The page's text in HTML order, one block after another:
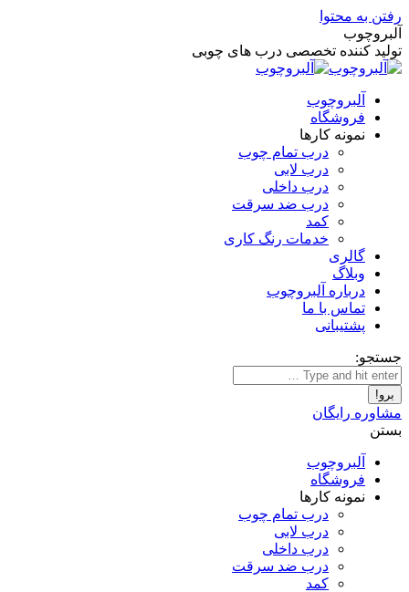
رفتن به محتوا
آلبروچوب
تولید کننده تخصصی درب های چوبی
آلبروچوب
فروشگاه
نمونه کارها
درب تمام چوب
درب لابی
درب داخلی
درب ضد سرقت
کمد
خدمات رنگ کاری
گالری
وبلاگ
درباره آلبروچوب
تماس با ما
پشتیبانی
جستجو:
مشاوره رایگان
بستن
آلبروچوب
فروشگاه
نمونه کارها
درب تمام چوب
درب لابی
درب داخلی
درب ضد سرقت
کمد